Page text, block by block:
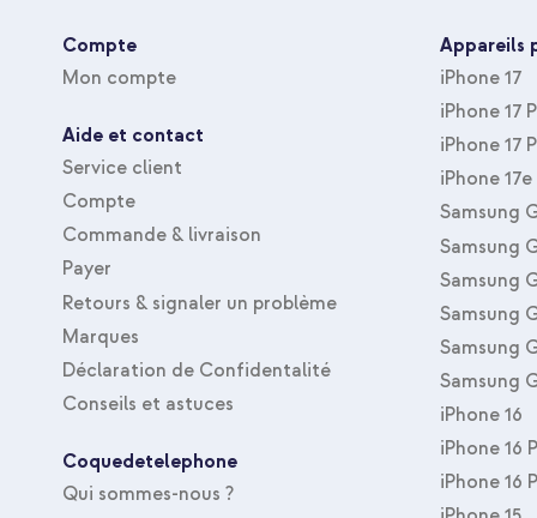
Accessoires Inclus
Avec Protecteur D'écran
Coque, Coque silicone
Type d'accessoire
Taille de la protection
Compte
Mon compte
Aide et contact
Service client
Compte
Commande & livraison
Payer
Retours & signaler un problème
Marques
Déclaration de Confidentalité
Conseils et astuces
Coquedetelephone
Qui sommes-nous ?
Appareils
iPhone 17
iPhone 17
iPhone 17
iPhone 17e
Samsung
Samsung
Samsung
Samsung
Samsung
Samsung
iPhone 16
iPhone 16
iPhone 16